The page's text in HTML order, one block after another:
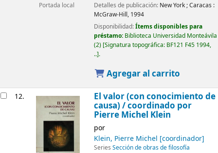
Portada local
Detalles de publicación: New York ; Caracas :
McGraw-Hill, 1994
Disponibilidad:Ítems disponibles para
préstamo: Biblioteca Universidad Monteávila
(2) Signatura topográfica: BF121 F45 1994,
.. .
Agregar al carrito
12. El valor (con conocimiento de
causa) /coordinado por
Pierre Michel Klein
por
Klein, Pierre Michel [coordinador]
Series Sección de obras de filosofía